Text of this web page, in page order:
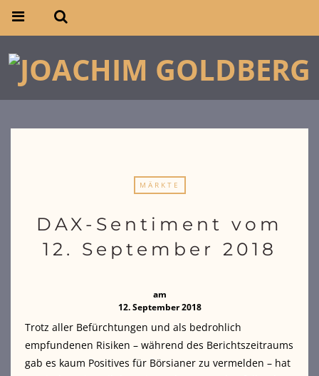
MÄRKTE
DAX-Sentiment vom
12. September 2018
am
12. September 2018
Trotz aller Befürchtungen und als bedrohlich
empfundenen Risiken – während des Berichtszeitraums
gab es kaum Positives für Börsianer zu vermelden – hat